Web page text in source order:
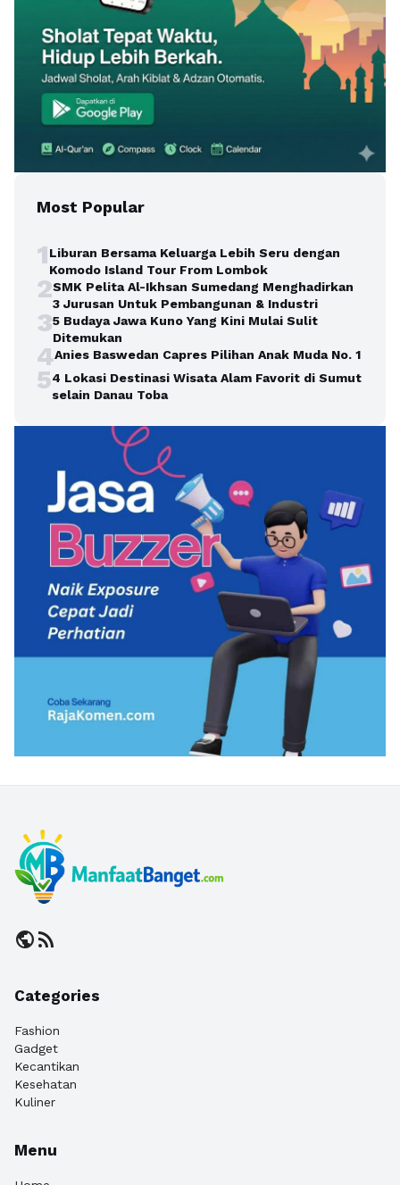
Most Popular
1Liburan Bersama Keluarga Lebih Seru dengan
Komodo Island Tour From Lombok
2SMK Pelita Al-Ikhsan Sumedang Menghadirkan
3 Jurusan Untuk Pembangunan & Industri
35 Budaya Jawa Kuno Yang Kini Mulai Sulit
Ditemukan
4Anies Baswedan Capres Pilihan Anak Muda No. 1
54 Lokasi Destinasi Wisata Alam Favorit di Sumut
selain Danau Toba
publicrss_feed
Categories
Fashion
Gadget
Kecantikan
Kesehatan
Kuliner
Menu